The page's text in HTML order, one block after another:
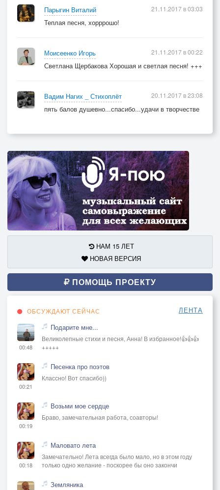
Парыгин Виталий
Теплая песня, хорррошо!
21.11.2017 в 03:03
Моисеенко Игорь
Светлана Щербакова Хорошая и светлая песня! +++
21.11.2017 в 00:22
Вадим Нагих _ Стихоплёт
пять балов душевно...спасибо...удачи в творчестве
20.11.2017 в 23:08
НАМ 15 ЛЕТ
НОВАЯ ВЕРСИЯ
ПОМОЩЬ ПРОЕКТУ
ОБСУЖДАЮТ СЕЙЧАС ЛЕНТА
00:48
Подарите мне...
Великолепные стихи и песня, Анна! В избранное!👍👍👍
+++++
00:21
Песенка про поэтов
Классно! Вот спасибо))
00:19
Возьми мое сердце
Браво, замечательная работа, соавторы!
00:18
Маловато лета
Замечательно! Лета всегда было мало, но в этом году
только одно желание - поскорее бы оно закончи
Земляника